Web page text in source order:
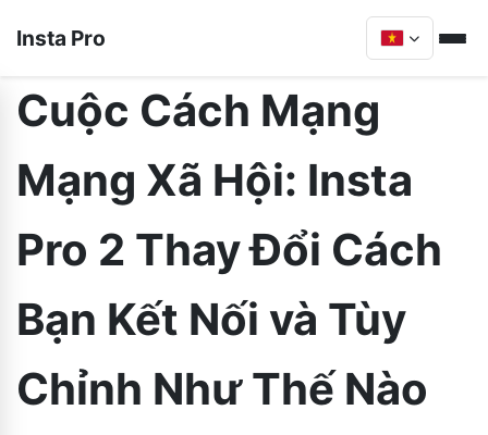
Insta Pro
Cuộc Cách Mạng
Mạng Xã Hội: Insta
Pro 2 Thay Đổi Cách
Bạn Kết Nối và Tùy
Chỉnh Như Thế Nào